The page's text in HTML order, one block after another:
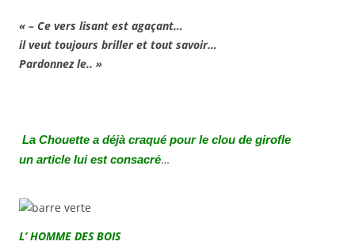
« – Ce vers lisant est agaçant…
il veut toujours briller et tout savoir…
Pardonnez le.. »
La Chouette a déjà craqué pour le clou de girofle
un article lui estconsacré…
L’ HOMME DES BOIS